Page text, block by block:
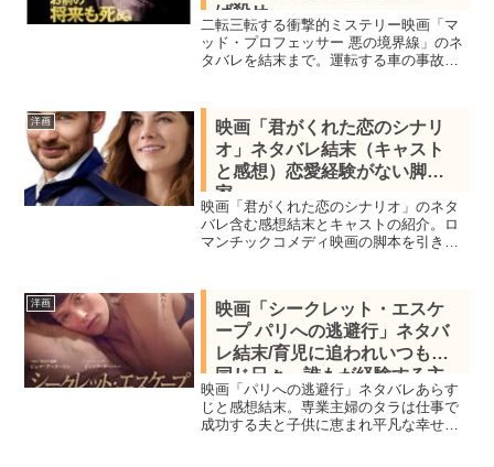
ば殺せ
二転三転する衝撃的ミステリー映画「マ
ッド・プロフェッサー 悪の境界線」のネ
タバレを結末まで。運転する車の事故に
と頼みに来た生徒に報酬を上げる約束で
妻の治療費のために保険金が必要だと説
明し殺せとお願いする。
洋画
映画「君がくれた恋のシナリ
オ」ネタバレ結末（キャスト
と感想）恋愛経験がない脚本
家
映画「君がくれた恋のシナリオ」のネタ
バレ含む感想結末とキャストの紹介。ロ
マンチックコメディ映画の脚本を引き受
い、そんな時パーティーで出会った女性
に好意を抱くが彼女には婚約者がした。
洋画
映画「シークレット・エスケ
ープ パリへの逃避行」ネタバ
レ結末/育児に追われいつもと
同じ日々、誰もが経験する主
婦の悩み
映画「パリへの逃避行」ネタバレあらす
じと感想結末。専業主婦のタラは仕事で
成功する夫と子供に恵まれ平凡な幸せを